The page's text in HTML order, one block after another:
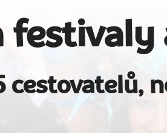
festivaly
cestovatelů,